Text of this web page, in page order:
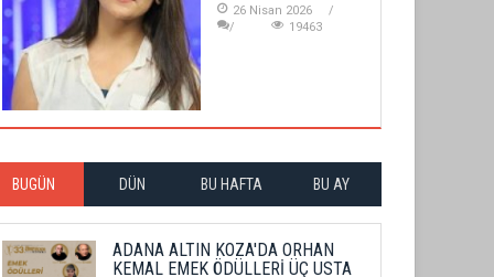
26 Nisan 2026
19463
BUGÜN DÜN BU HAFTA BU AY
ADANA ALTIN KOZA'DA ORHAN
KEMAL EMEK ÖDÜLLERİ ÜÇ USTA